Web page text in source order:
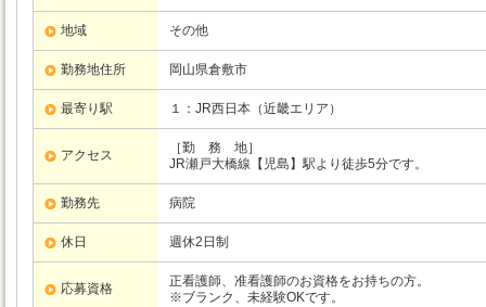
地域 その他
勤務地住所 岡山県倉敷市
最寄り駅 １：JR西日本（近畿エリア）
アクセス
［勤 務 地］
JR瀬戸大橋線【児島】駅より徒歩5分です。
勤務先 病院
休日 週休2日制
応募資格
正看護師、准看護師のお資格をお持ちの方。
※ブランク、未経験OKです。